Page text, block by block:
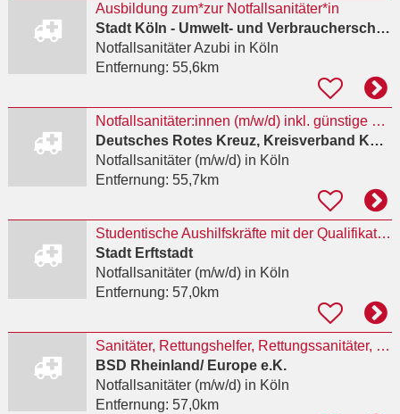
Ausbildung zum*zur Notfallsanitäter*in
Stadt Köln - Umwelt- und Verbraucherschutzamt
Notfallsanitäter Azubi in Köln
Entfernung: 55,6km
Notfallsanitäter:innen (m/w/d) inkl. günstige Betriebswohnung
Deutsches Rotes Kreuz, Kreisverband Köln e.V.
Notfallsanitäter (m/w/d)in Köln
Entfernung: 55,7km
Studentische Aushilfskräfte mit der Qualifikation Notfallsanitäter:in (m/w/d)
Stadt Erftstadt
Notfallsanitäter (m/w/d)in Köln
Entfernung: 57,0km
Sanitäter, Rettungshelfer, Rettungssanitäter, Rettungsassistenten oder Notfallsanitäter (m/w/d)
BSD Rheinland/ Europe e.K.
Notfallsanitäter (m/w/d)in Köln
Entfernung: 57,0km